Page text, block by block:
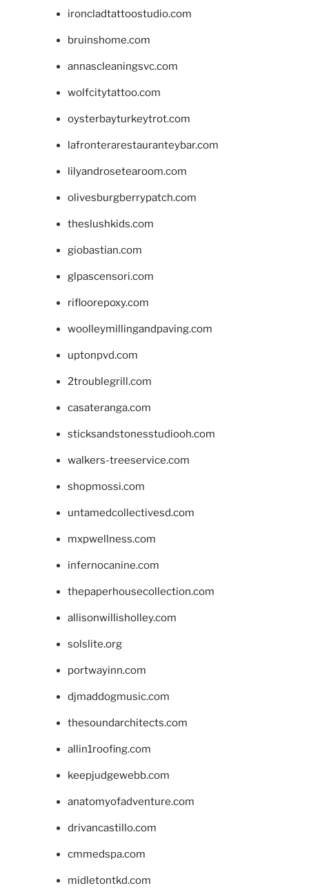
ironcladtattoostudio.com
bruinshome.com
annascleaningsvc.com
wolfcitytattoo.com
oysterbayturkeytrot.com
lafronterarestauranteybar.com
lilyandrosetearoom.com
olivesburgberrypatch.com
theslushkids.com
giobastian.com
glpascensori.com
rifloorepoxy.com
woolleymillingandpaving.com
uptonpvd.com
2troublegrill.com
casateranga.com
sticksandstonesstudiooh.com
walkers-treeservice.com
shopmossi.com
untamedcollectivesd.com
mxpwellness.com
infernocanine.com
thepaperhousecollection.com
allisonwillisholley.com
solslite.org
portwayinn.com
djmaddogmusic.com
thesoundarchitects.com
allin1roofing.com
keepjudgewebb.com
anatomyofadventure.com
drivancastillo.com
cmmedspa.com
midletontkd.com